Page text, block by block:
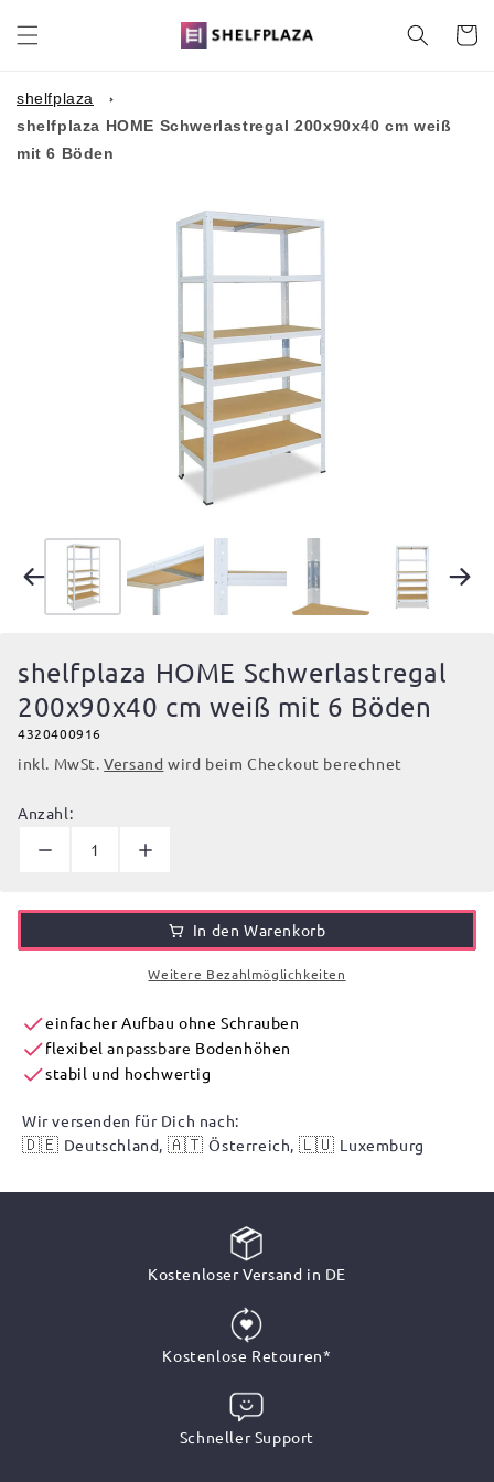
zum
Inhalt
shelfplaza
shelfplaza HOME Schwerlastregal 200x90x40 cm weiß
mit 6 Böden
shelfplaza HOME Schwerlastregal
200x90x40 cm weiß mit 6 Böden
4320400916
inkl. MwSt.Versand wird beim Checkout berechnet
Anzahl:
In den Warenkorb
Weitere Bezahlmöglichkeiten
einfacher Aufbau ohne Schrauben
flexibelanpassbare Bodenhöhen
stabil und hochwertig
Wir versenden für Dich nach:
🇩🇪 Deutschland, 🇦🇹Österreich, 🇱🇺 Luxemburg
Kostenloser Versand in DE
Kostenlose Retouren*
Schneller Support